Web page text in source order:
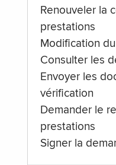
Renouveler la
prestations
Modification
Consulter les
Envoyer les
vérification
Demander le
prestations
Signer la